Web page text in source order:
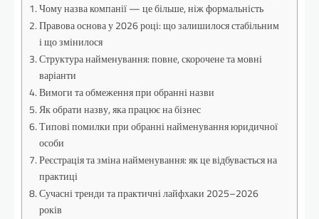
Чому назва компанії — це більше, ніж формальність
Правова основа у 2026 році: що залишилося стабільним
і що змінилося
Структура найменування: повне, скорочене та мовні
варіанти
Вимоги та обмеження при обранні назви
Як обрати назву, яка працює на бізнес
Типові помилки при обранні найменування юридичної
особи
Реєстрація та зміна найменування: як це відбувається на
практиці
Сучасні тренди та практичні лайфхаки 2025–2026
років